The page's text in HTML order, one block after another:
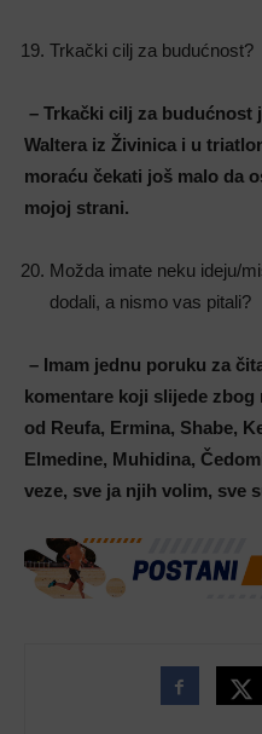
Trkački cilj za budućnost?
– Trkački cilj za budućnost
Waltera iz Živinica i u
moraću čekati još malo da
mojoj strani.
Možda imate neku ideju/
dodali, a nismo vas pitali?
– Imam jednu poruku za
komentare koji slijede
od Reufa, Ermina, Shabe,
Elmedine, Muhidina,
veze, sve ja njih volim, sve